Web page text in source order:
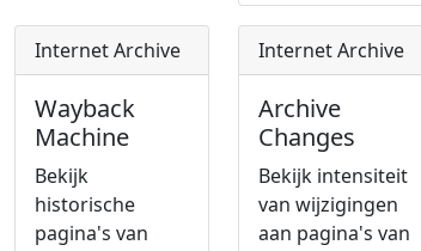
Internet Archive
Wayback
Machine
Bekijk
historische
pagina's van
Internet Archive
Archive
Changes
Bekijk intensiteit
van wijzigingen
aan pagina's van